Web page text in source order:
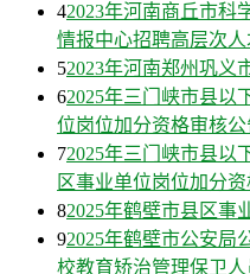
42023年河南商丘市科
情报中心招聘高层次人
52023年河南郑州巩义
62025年三门峡市县以
位岗位加分资格审核公
72025年三门峡市县以
区事业单位岗位加分
82025年鹤壁市县区事
92025年鹤壁市公安局
校教育矫治管理保卫